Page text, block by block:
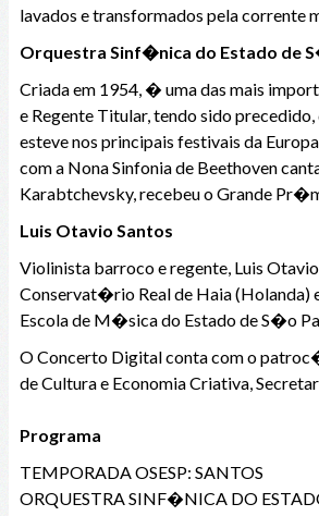
lavados e transformados pela corrente
Orquestra Sinf�nica do Estado de
Criada em 1954, � uma das mais
e Regente Titular, tendo sido
esteve nos principais festivais da
com a Nona Sinfonia de Beethoven
Karabtchevsky, recebeu o Grande
Luis Otavio Santos
Violinista barroco e regente, Luis
Conservat�rio Real de Haia (Holanda)
Escola de M�sica do Estado de S�o
O Concerto Digital conta com o
de Cultura e Economia Criativa,
Programa
TEMPORADA OSESP: SANTOS
ORQUESTRA SINF�NICA DO